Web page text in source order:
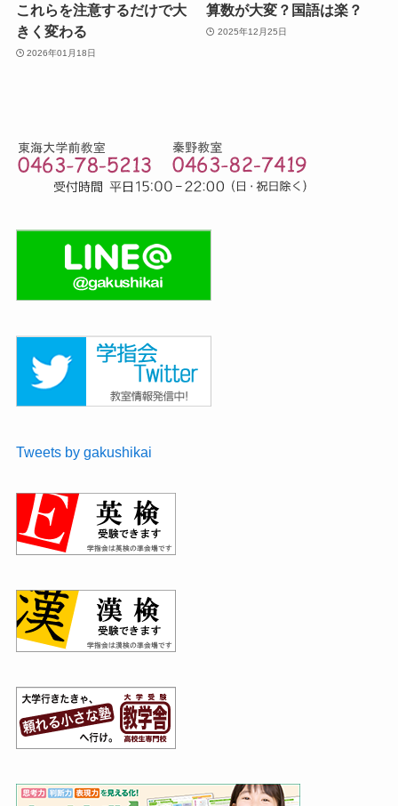
これらを注意するだけで大
きく変わる
2026年01月18日
算数が大変？国語は楽？
2025年12月25日
Tweets by gakushikai